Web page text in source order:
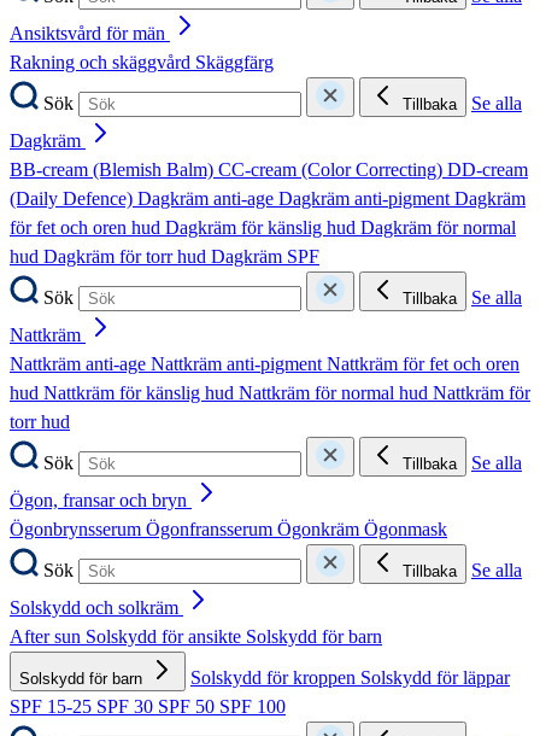
Ansiktsvård för män
Rakning och skäggvård Skäggfärg
Sök
Tillbaka
Se alla
Dagkräm
BB-cream (Blemish Balm) CC-cream (Color Correcting) DD-cream
(Daily Defence) Dagkräm anti-age Dagkräm anti-pigmentDagkräm
för fet och oren hud Dagkräm för känslig hud Dagkräm för normal
hud Dagkräm för torr hud Dagkräm SPF
Sök
Tillbaka
Se alla
Nattkräm
Nattkräm anti-age Nattkräm anti-pigmentNattkräm för fet och oren
hud Nattkräm för känslig hud Nattkräm för normal hud Nattkräm för
torr hud
Sök
Tillbaka
Se alla
Ögon, fransar och bryn
Ögonbrynsserum Ögonfransserum Ögonkräm Ögonmask
Sök
Tillbaka
Se alla
Solskydd och solkräm
After sun Solskydd för ansikte Solskydd för barn
Solskydd för barn Solskydd för kroppen Solskydd för läppar
SPF 15-25 SPF 30 SPF 50 SPF 100